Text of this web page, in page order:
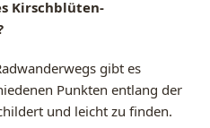
Kirschblüten-
gibt es
Punkten entlang der
und leicht zu finden.